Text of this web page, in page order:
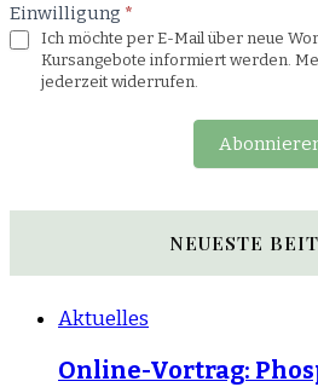
Einwilligung *
Ich möchte per E-Mail über neue
Kursangebote informiert werden.
jederzeit widerrufen.
NEUESTE
Aktuelles
Online-Vortrag: